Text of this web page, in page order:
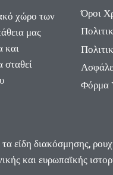
χώρο των
μας
και
σταθεί
Όροι
Φόρμα
είδη διακόσμησης,
και ευρωπαϊκής